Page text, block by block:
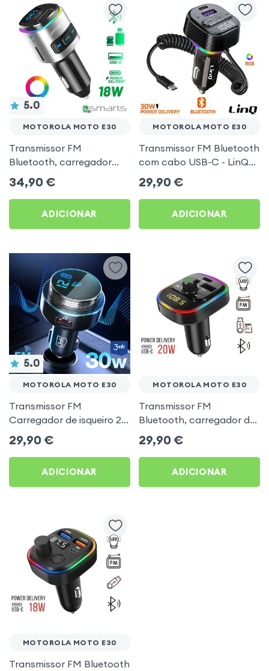
5.0
MOTOROLA MOTO E30
Transmissor FM
Bluetooth, carregador
isqueiro USB / USB-C, Kit
mãos livres Multifunção -
4smarts
34,90 €
ADICIONAR
MOTOROLA MOTO E30
Transmissor FM Bluetooth
com cabo USB-C - LinQ
para Motorola Moto E30
29,90 €
ADICIONAR
5.0
MOTOROLA MOTO E30
Transmissor FM
Carregador de isqueiro 2x
USB MicroSD 3mk Preto
para Motorola Moto E30
29,90 €
ADICIONAR
MOTOROLA MOTO E30
Transmissor FM
Bluetooth, carregador de
automóvel USB / USB-C,
C4 - Preto para Motorola
Moto E30
29,90 €
ADICIONAR
MOTOROLA MOTO E30
Transmissor FM Bluetooth